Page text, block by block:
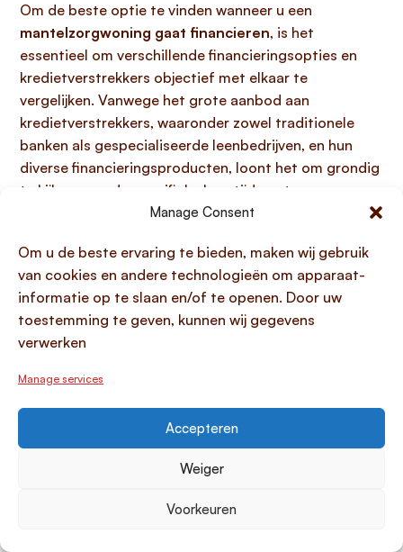
Manage Consent
Om u de beste ervaring te bieden, maken wij gebruik
van cookies en andere technologieën om apparaat-
informatie op te slaan en/of te openen. Door uw
toestemming te geven, kunnen wij gegevens
verwerken
Manage services
Accepteren
Weiger
Voorkeuren
Om de beste optie te vinden wanneer u een
mantelzorgwoning gaat financieren, is het
essentieel om verschillende financieringsopties en
kredietverstrekkers objectief met elkaar te
vergelijken. Vanwege het grote aanbod aan
kredietverstrekkers, waaronder zowel traditionele
banken als gespecialiseerde leenbedrijven, en hun
diverse financieringsproducten, loont het om grondig
te kijken naar de specifieke looptijd, rente en
voorwaarden die zij aanbieden. Een kredietverstrekker
met deze details. Het is cruciaal om niet alleen de
rentetarieven, maar ook alle bijkomende voorwaarden
en extra kosten te overwegen, om zo de best
passende financiering met de scherpste premie te
vinden. Houd er rekening mee dat kredietverstrekkers
in Nederland geen financiering zullen aanbieden bij
belangrijke factor is die uw
vergelijkingsmogelijkheden direct beïnvloedt.
Indienen van financieringsaanvraag en
benodigde documenten